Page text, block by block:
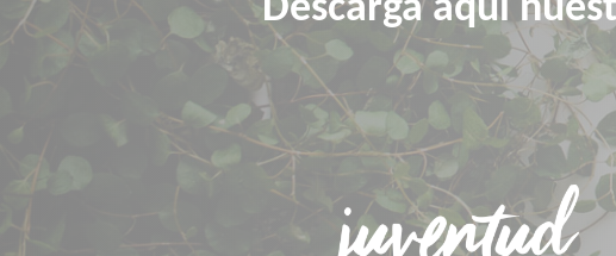
Descarga aquí